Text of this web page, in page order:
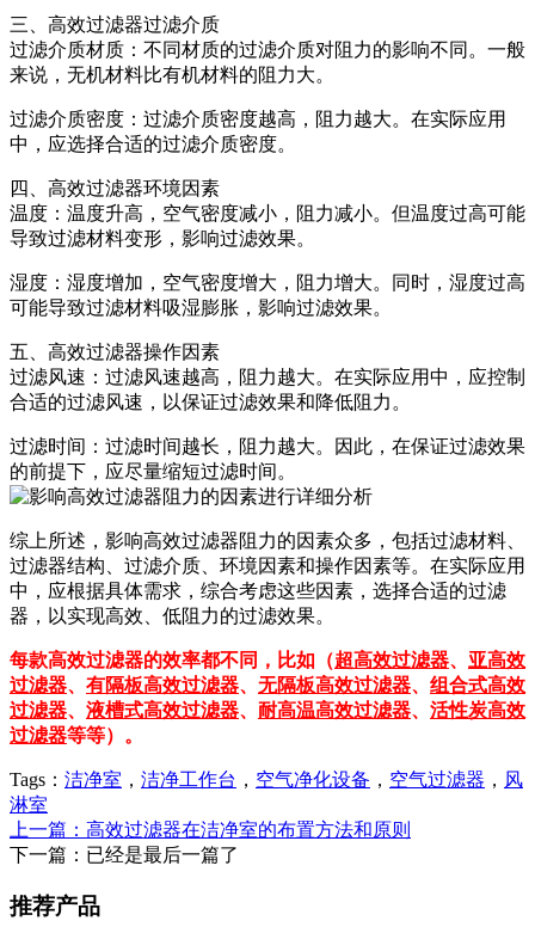
三、高效过滤器过滤介质
过滤介质材质：不同材质的过滤介质对阻力的影响不同。一般
来说，无机材料比有机材料的阻力大。
过滤介质密度：过滤介质密度越高，阻力越大。在实际应用
中，应选择合适的过滤介质密度。
四、高效过滤器环境因素
温度：温度升高，空气密度减小，阻力减小。但温度过高可能
导致过滤材料变形，影响过滤效果。
湿度：湿度增加，空气密度增大，阻力增大。同时，湿度过高
可能导致过滤材料吸湿膨胀，影响过滤效果。
五、高效过滤器操作因素
过滤风速：过滤风速越高，阻力越大。在实际应用中，应控制
合适的过滤风速，以保证过滤效果和降低阻力。
过滤时间：过滤时间越长，阻力越大。因此，在保证过滤效果
的前提下，应尽量缩短过滤时间。
综上所述，影响高效过滤器阻力的因素众多，包括过滤材料、
过滤器结构、过滤介质、环境因素和操作因素等。在实际应用
中，应根据具体需求，综合考虑这些因素，选择合适的过滤
器，以实现高效、低阻力的过滤效果。
每款高效过滤器的效率都不同，比如（超高效过滤器、 亚高效
过滤器、 有隔板高效过滤器、 无隔板高效过滤器、 组合式高效
过滤器、 液槽式高效过滤器、 耐高温高效过滤器、 活性炭高效
过滤器等等）。
Tags： 洁净室 ， 洁净工作台 ， 空气净化设备 ， 空气过滤器 ， 风
淋室
上一篇：高效过滤器在洁净室的布置方法和原则
下一篇：已经是最后一篇了
推荐产品